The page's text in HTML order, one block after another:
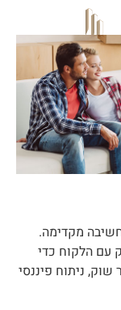
מקדימה.
עם הלקוח כדי
ניתוח פיננסי